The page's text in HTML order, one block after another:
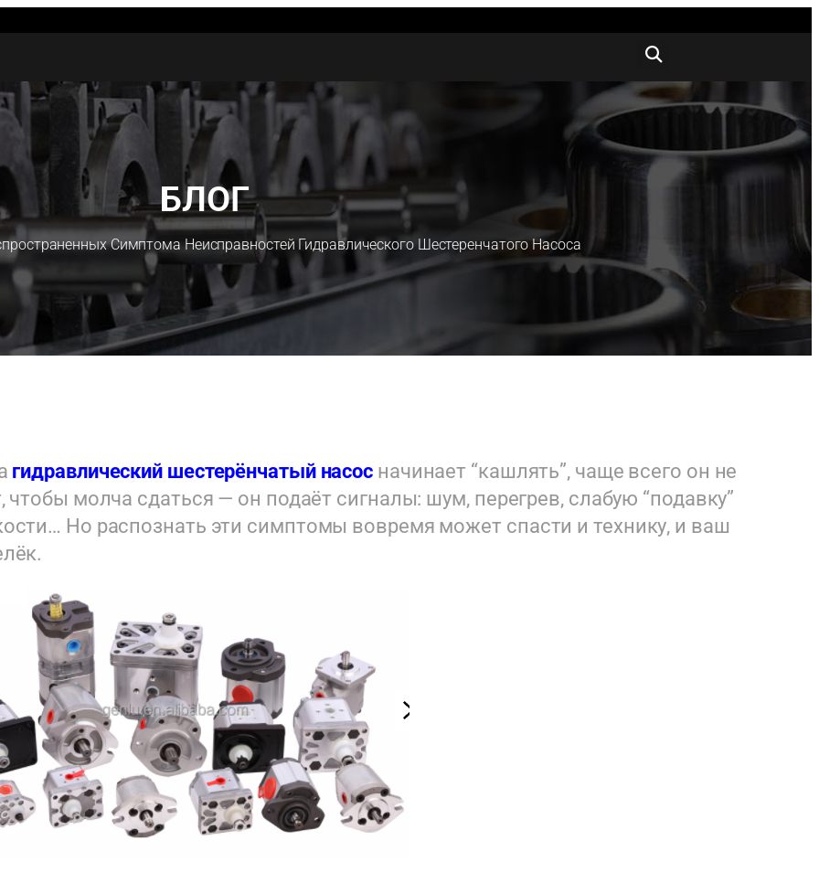
БЛОГ
Симптома Неисправностей Гидравлического Шестеренчатого Насоса
гидравлический шестерёнчатый насос начинает “кашлять”, чаще всего он не
чтобы молча сдаться — он подаёт сигналы: шум, перегрев, слабую “подавку”
Но распознать эти симптомы вовремя может спасти и технику, и ваш